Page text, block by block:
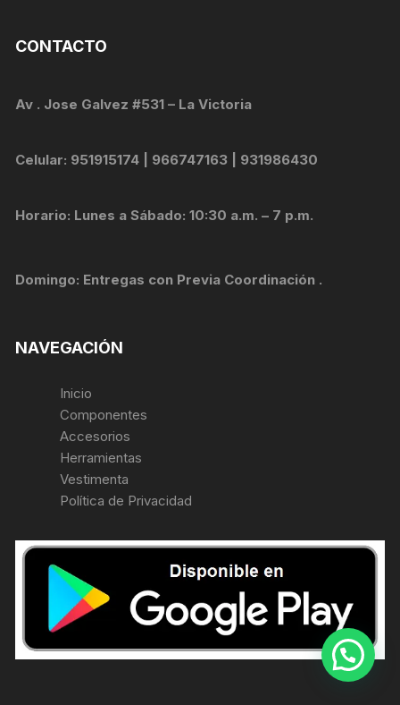
CONTACTO
Av . Jose Galvez #531 – La Victoria
Celular: 951915174 | 966747163 | 931986430
Horario: Lunes a Sábado: 10:30 a.m. – 7 p.m.
Domingo: Entregas con Previa Coordinación .
NAVEGACIÓN
Inicio
Componentes
Accesorios
Herramientas
Vestimenta
Política de Privacidad